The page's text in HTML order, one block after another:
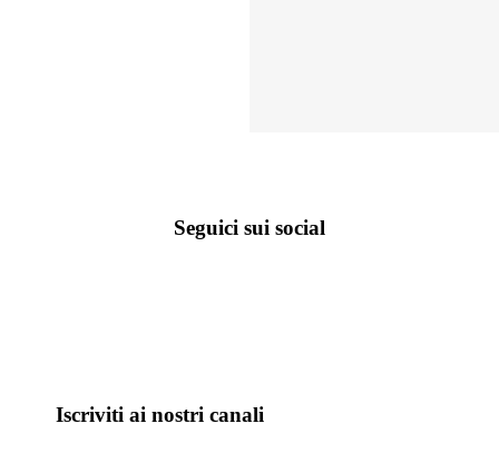
Seguici sui social
Iscriviti ai nostri canali